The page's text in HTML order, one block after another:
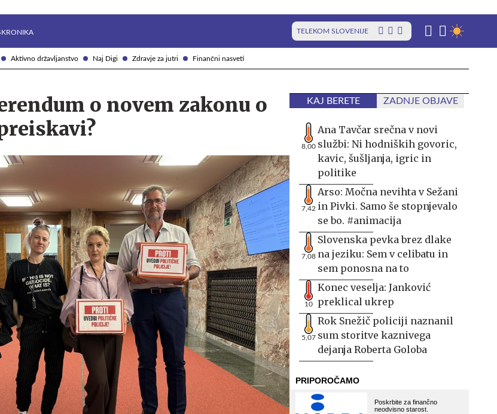
Aktivno državljanstvo Naj Digi Zdravje za jutri Finančni nasveti
KRONIKA TELEKOM SLOVENIJE
o novem zakonu o
KAJ BERETE ZADNJE OBJAVE
8,00
Ana Tavčar srečna v novi
službi: Ni hodniških govoric,
kavic, šušljanja, igric in
politike
7,42
Arso: Močna nevihta v Sežani
in Pivki. Samo še stopnjevalo
se bo. #animacija
7,08
Slovenska pevka brez dlake
na jeziku: Sem v celibatu in
sem ponosna na to
10
Konec veselja: Janković
preklical ukrep
5,07
Rok Snežič policiji naznanil
sum storitve kaznivega
dejanja Roberta Goloba